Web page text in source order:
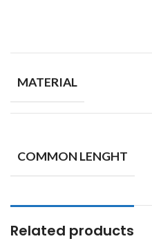
MATERIAL
COMMON LENGHT
Related products